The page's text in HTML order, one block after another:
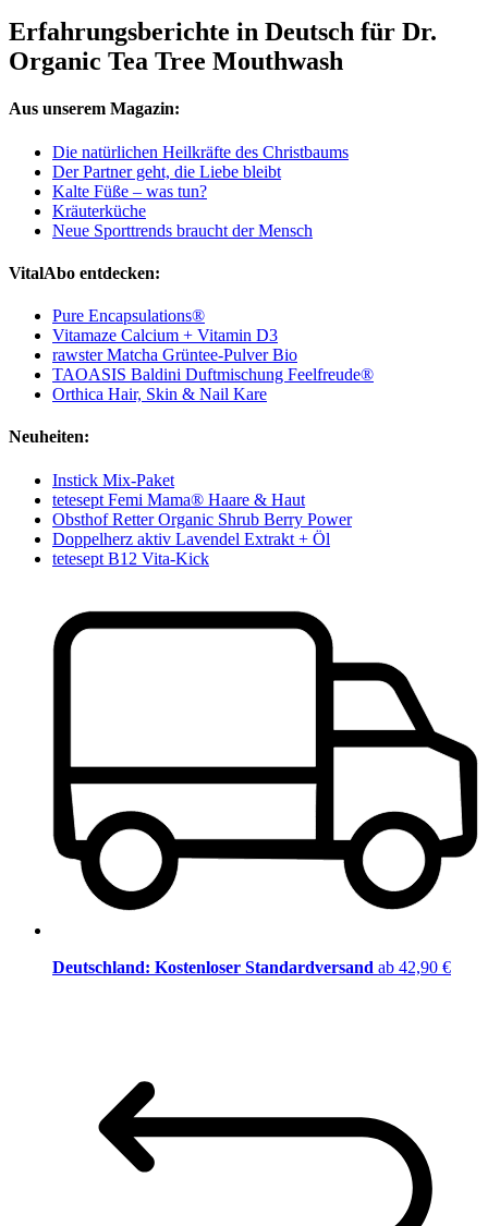
Erfahrungsberichte in Deutsch für Dr.
Organic Tea Tree Mouthwash
Aus unserem Magazin:
Die natürlichen Heilkräfte des Christbaums
Der Partner geht, die Liebe bleibt
Kalte Füße – was tun?
Kräuterküche
Neue Sporttrends braucht der Mensch
VitalAbo entdecken:
Pure Encapsulations®
Vitamaze Calcium + Vitamin D3
rawster Matcha Grüntee-Pulver Bio
TAOASIS Baldini Duftmischung Feelfreude®
Orthica Hair, Skin & Nail Kare
Neuheiten:
Instick Mix-Paket
tetesept Femi Mama® Haare & Haut
Obsthof Retter Organic Shrub Berry Power
Doppelherz aktiv Lavendel Extrakt + Öl
tetesept B12 Vita-Kick
Deutschland: Kostenloser Standardversand ab 42,90 €